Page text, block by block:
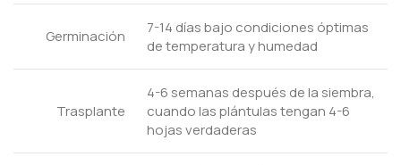
Germinación
7-14 días bajo condiciones óptimas
de temperatura y humedad
Trasplante
4-6 semanas después de la siembra,
cuando las plántulas tengan 4-6
hojas verdaderas